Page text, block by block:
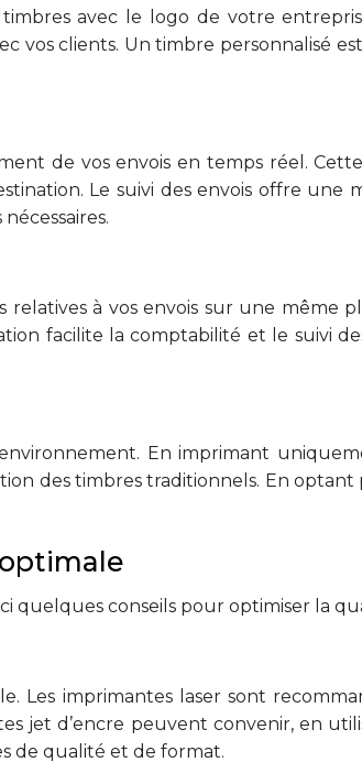
avec le logo de votre
vos clients. Un timbre personnalisé
de vos envois en temps réel.
Le suivi des envois offre une
à vos envois sur une même
facilite la comptabilité et le suivi
En imprimant
des timbres traditionnels. En
quelques conseils pour optimiser la
Les imprimantes laser sont
jet d’encre peuvent convenir, en
de qualité et de format.